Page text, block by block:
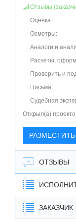
Отзывы
Оценка:
Осмотры:
Аналоги и
Расчеты,
Проверить и
Письма:
Судебная
Открыл(а)
РАЗМЕСТИТЬ
ОТЗЫВЫ
ЗАКАЗЧИК